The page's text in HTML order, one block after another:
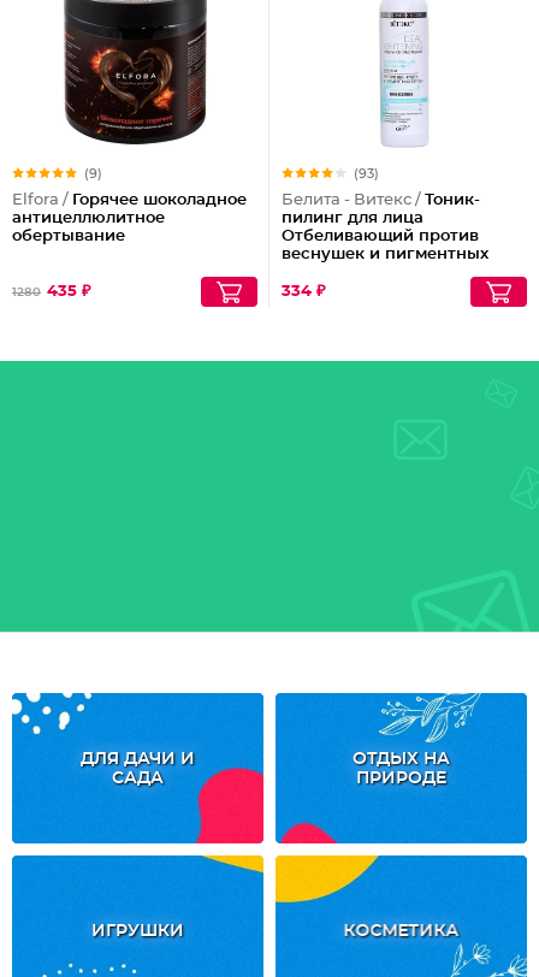
(9)
Elfora / Горячее шоколадное
антицеллюлитное
обертывание
1280 435 ₽
(93)
Белита - Витекс / Тоник-
пилинг для лица
Отбеливающий против
веснушек и пигментных
334 ₽
ДЛЯ ДАЧИ И
САДА
ОТДЫХ НА
ПРИРОДЕ
ИГРУШКИ КОСМЕТИКА